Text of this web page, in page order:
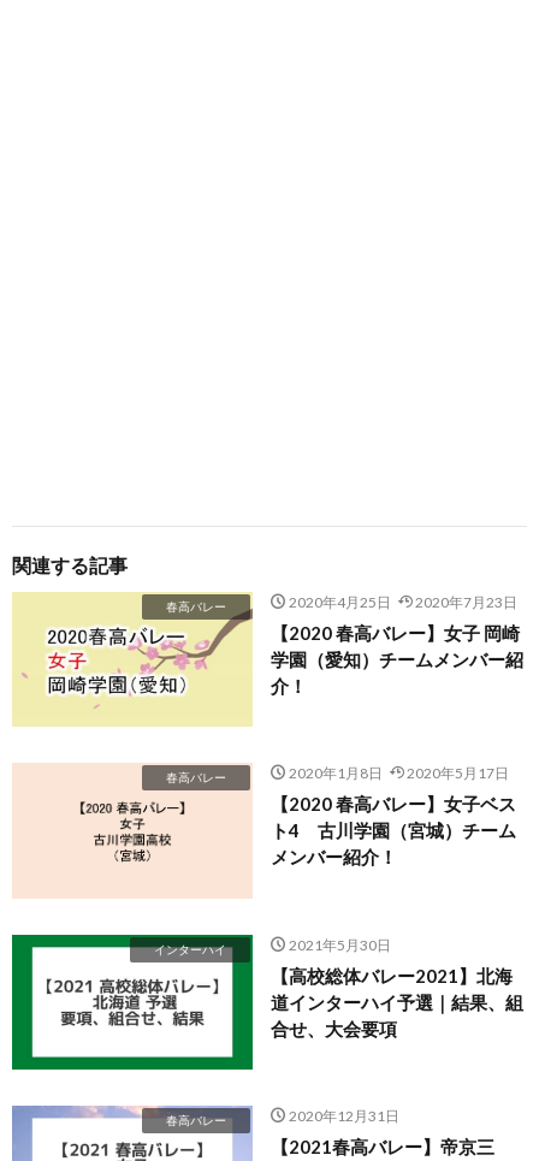
関連する記事
春高バレー 2020年4月25日 2020年7月23日
【2020 春高バレー】女子 岡崎
学園（愛知）チームメンバー紹
介！
春高バレー 2020年1月8日 2020年5月17日
【2020 春高バレー】女子ベス
ト4 古川学園（宮城）チーム
メンバー紹介！
インターハイ 2021年5月30日
【高校総体バレー2021】北海
道インターハイ予選｜結果、組
合せ、大会要項
春高バレー 2020年12月31日
【2021春高バレー】帝京三